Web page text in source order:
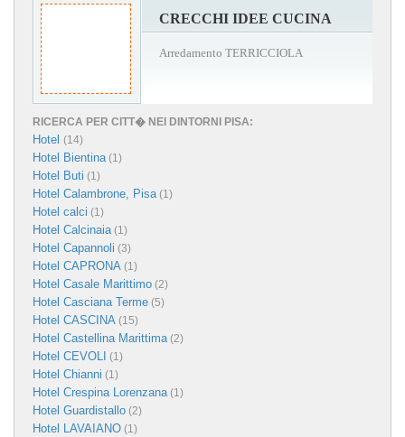
CRECCHI IDEE CUCINA
Arredamento TERRICCIOLA
RICERCA PER CITT� NEI DINTORNI PISA:
Hotel (14)
Hotel Bientina(1)
Hotel Buti (1)
Hotel Calambrone, Pisa(1)
Hotel calci (1)
Hotel Calcinaia(1)
Hotel Capannoli (3)
Hotel CAPRONA (1)
Hotel Casale Marittimo (2)
Hotel Casciana Terme (5)
Hotel CASCINA (15)
Hotel Castellina Marittima(2)
Hotel CEVOLI (1)
Hotel Chianni (1)
Hotel Crespina Lorenzana(1)
Hotel Guardistallo (2)
Hotel LAVAIANO (1)